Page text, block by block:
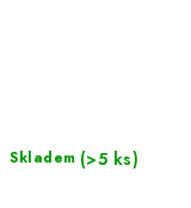
Skladem (>5 ks)